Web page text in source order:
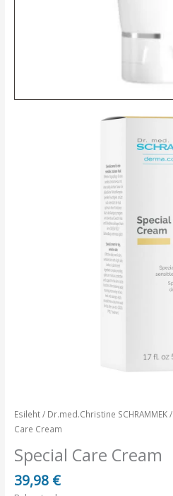
Esileht/ Dr.med.Christine SCHRAMMEK/
Care Cream
Special Care Cream
39,98 €